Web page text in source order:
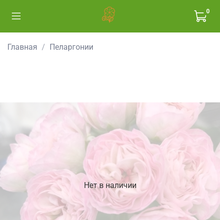
0
Главная Пеларгонии
Нет в наличии